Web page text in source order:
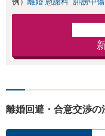
離婚回避・合意交渉の